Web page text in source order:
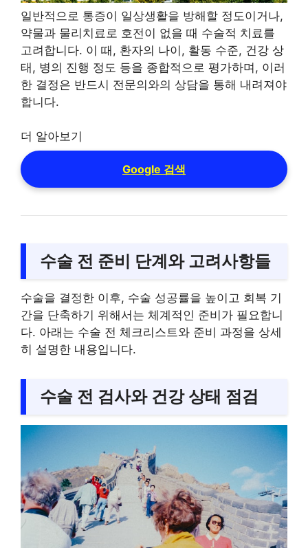
일반적으로 통증이 일상생활을 방해할 정도이거나,
약물과 물리치료로 호전이 없을 때 수술적 치료를
고려합니다. 이 때, 환자의 나이, 활동 수준, 건강 상
태, 병의 진행 정도 등을 종합적으로 평가하며, 이러
한 결정은 반드시 전문의와의 상담을 통해 내려져야
합니다.
더 알아보기
Google 검색
수술 전 준비 단계와 고려사항들
수술을 결정한 이후, 수술 성공률을 높이고 회복 기
간을 단축하기 위해서는 체계적인 준비가 필요합니
다. 아래는 수술 전 체크리스트와 준비 과정을 상세
히 설명한 내용입니다.
수술 전 검사와 건강 상태 점검